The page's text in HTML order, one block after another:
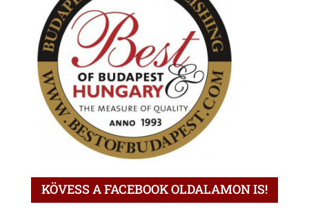
KÖVESS A FACEBOOK OLDALAMON IS!